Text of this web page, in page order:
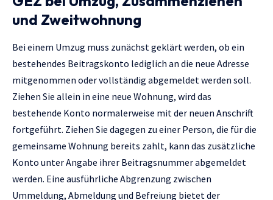
und Zweitwohnung
Bei einem Umzug muss zunächst geklärt werden, ob ein
bestehendes Beitragskonto lediglich an die neue Adresse
mitgenommen oder vollständig abgemeldet werden soll.
Ziehen Sie allein in eine neue Wohnung, wird das
bestehende Konto normalerweise mit der neuen Anschrift
fortgeführt. Ziehen Sie dagegen zu einer Person, die für die
gemeinsame Wohnung bereits zahlt, kann das zusätzliche
Konto unter Angabe ihrer Beitragsnummer abgemeldet
werden. Eine ausführliche Abgrenzung zwischen
Ummeldung, Abmeldung und Befreiung bietet der